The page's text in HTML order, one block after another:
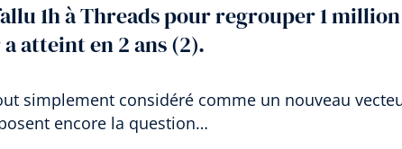
1h à Threads pour regrouper 1
atteint en 2 ans (2).
simplement considéré comme un nouveau
encore la question…